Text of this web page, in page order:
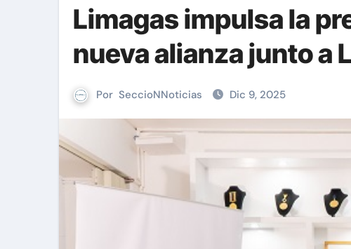
Limagas impulsa la
nueva alianza junto a
Por SeccioNNoticias Dic 9, 2025